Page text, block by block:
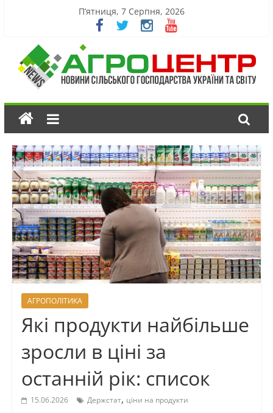
П’ятниця, 7 Серпня, 2026
АГРОПОЛІТИКА
Які продукти найбільше
зросли в ціні за
останній рік: список
15.06.2026 Держстат, ціни на продукти